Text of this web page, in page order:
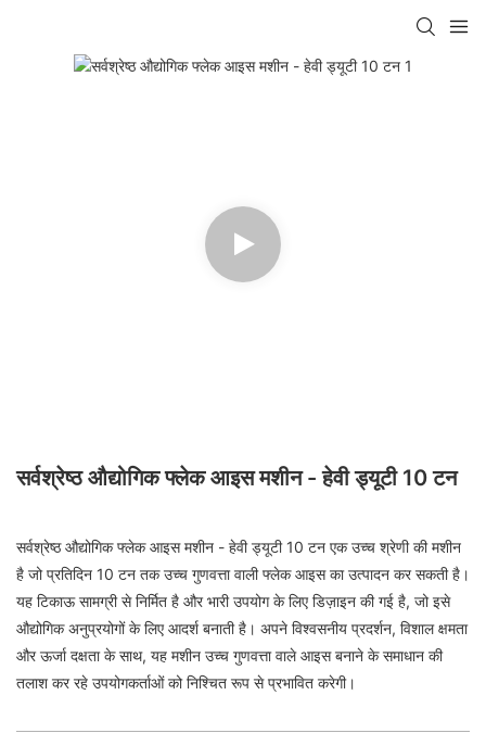
सर्वश्रेष्ठ औद्योगिक फ्लेक आइस मशीन - हेवी ड्यूटी 10 टन
सर्वश्रेष्ठ औद्योगिक फ्लेक आइस मशीन - हेवी ड्यूटी 10 टन एक उच्च श्रेणी की मशीन
है जो प्रतिदिन 10 टन तक उच्च गुणवत्ता वाली फ्लेक आइस का उत्पादन कर सकती है।
यह टिकाऊ सामग्री से निर्मित है और भारी उपयोग के लिए डिज़ाइन की गई है, जो इसे
औद्योगिक अनुप्रयोगों के लिए आदर्श बनाती है। अपने विश्वसनीय प्रदर्शन, विशाल क्षमता
और ऊर्जा दक्षता के साथ, यह मशीन उच्च गुणवत्ता वाले आइस बनाने के समाधान की
तलाश कर रहे उपयोगकर्ताओं को निश्चित रूप से प्रभावित करेगी।